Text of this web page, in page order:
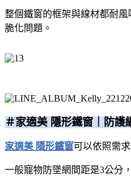
整個鐵窗的框架與線材都耐
脆化問題。
＃家適美 隱形鐵窗｜防護
家適美 隱形鐵窗可以依照需
一般寵物防墜網間距是3公分